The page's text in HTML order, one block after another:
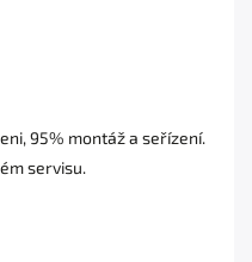
95% montáž a seřízení.
servisu.